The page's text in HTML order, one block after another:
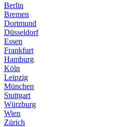
Berlin
Bremen
Dortmund
Düsseldorf
Essen
Frankfurt
Hamburg
Köln
Leipzig
München
Stuttgart
Würzburg
Wien
Zürich